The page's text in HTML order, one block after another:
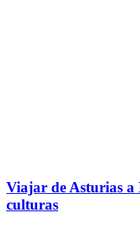
Viajar de Asturias a
culturas